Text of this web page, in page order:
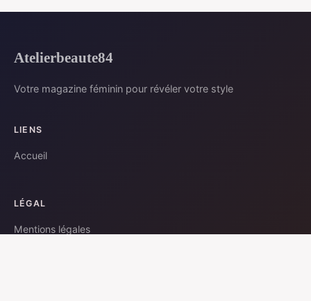
Atelierbeaute84
Votre magazine féminin pour révéler votre style
LIENS
Accueil
LÉGAL
Mentions légales